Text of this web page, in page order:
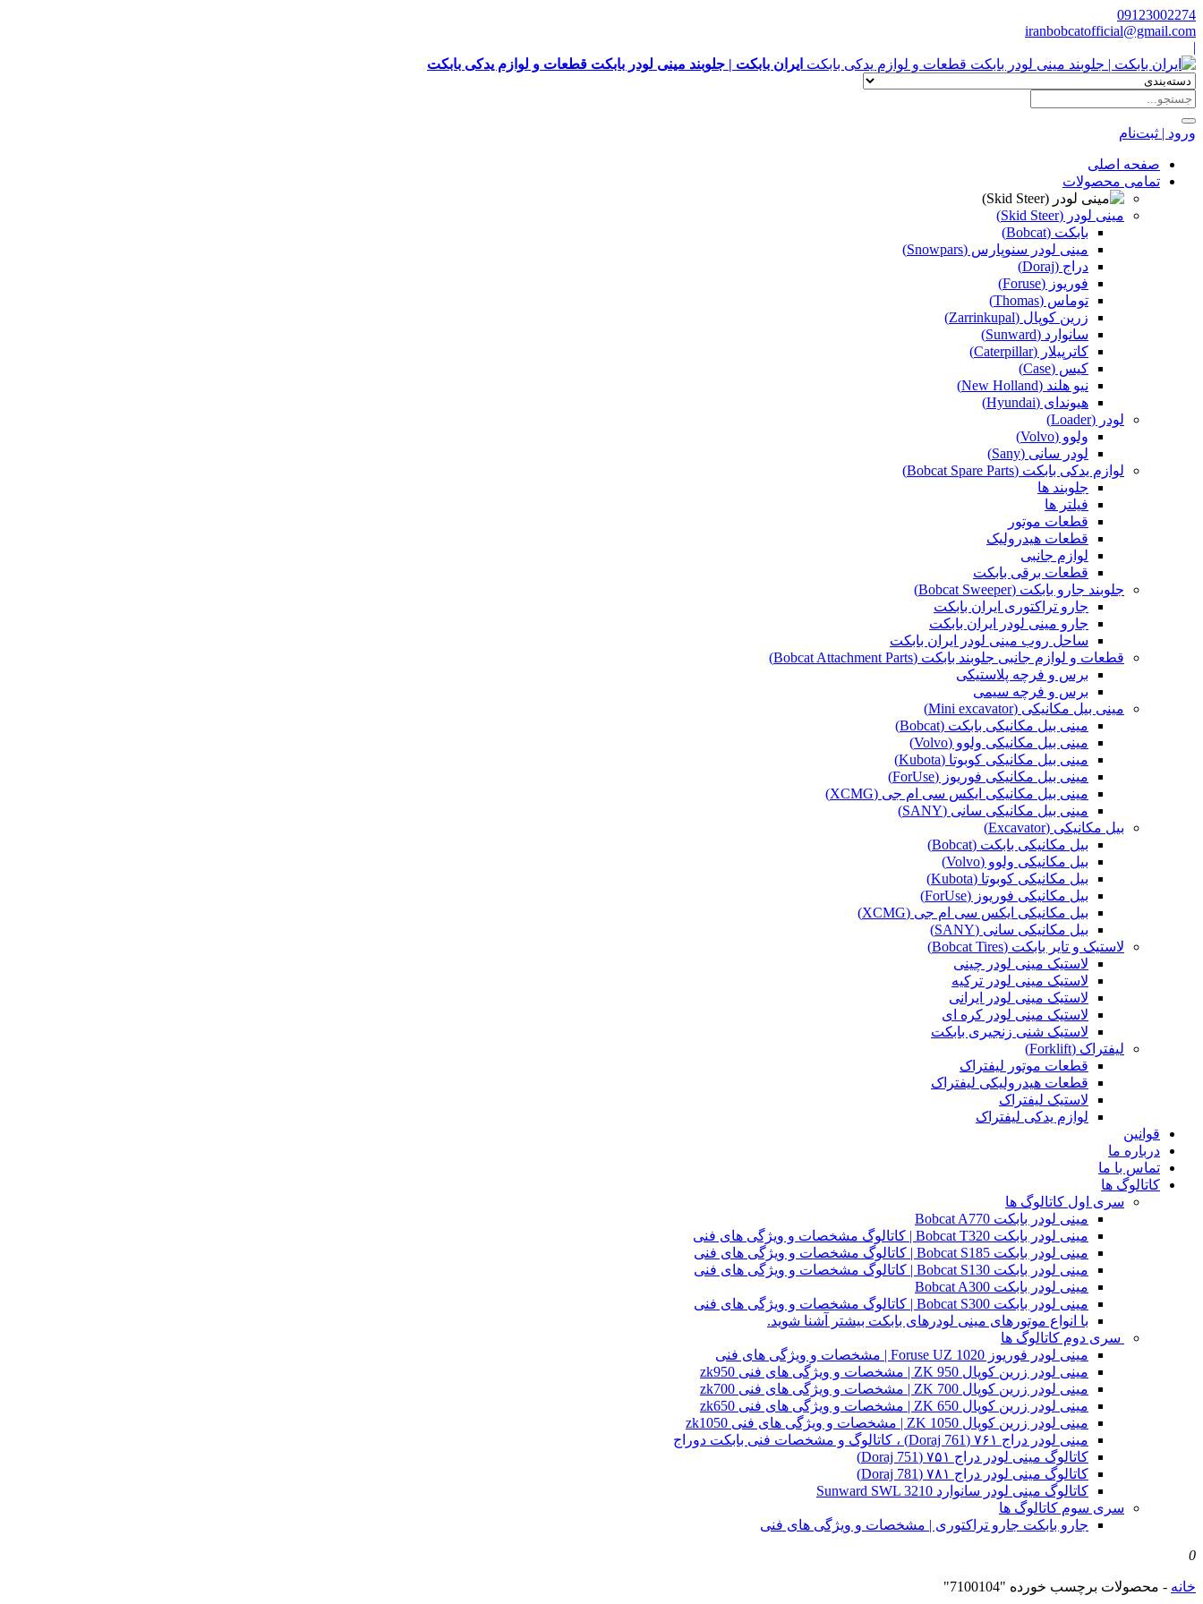
09123002274
iranbobcatofficial@gmail.com
|
ایران بابکت | جلوبند مینی لودر بابکت قطعات و لوازم یدکی بابکت
ورود | ثبت‌نام
صفحه اصلی
تمامی محصولات
مینی لودر (Skid Steer)
بابکت (Bobcat)
مینی لودر سنوپارس (Snowpars)
دراج (Doraj)
فوریوز (Foruse)
توماس (Thomas)
زرین کوپال (Zarrinkupal)
سانوارد (Sunward)
کاترپیلار (Caterpillar)
کیس (Case)
نیو هلند (New Holland)
هیوندای (Hyundai)
لودر (Loader)
ولوو (Volvo)
لودر سانی (Sany)
لوازم یدکی بابکت (Bobcat Spare Parts)
جلوبند ها
فیلتر ها
قطعات موتور
قطعات هیدرولیک
لوازم جانبی
قطعات برقی بابکت
جلوبند جارو بابکت (Bobcat Sweeper)
جارو تراکتوری ایران بابکت
جارو مینی لودر ایران بابکت
ساحل روب مینی لودر ایران بابکت
قطعات و لوازم جانبی جلوبند بابکت (Bobcat Attachment Parts)
برس و فرچه پلاستیکی
برس و فرچه سیمی
مینی بیل مکانیکی (Mini excavator)
مینی بیل مکانیکی بابکت (Bobcat)
مینی بیل مکانیکی ولوو (Volvo)
مینی بیل مکانیکی کوبوتا (Kubota)
مینی بیل مکانیکی فوریوز (ForUse)
مینی بیل مکانیکی ایکس سی ام جی (XCMG)
مینی بیل مکانیکی سانی (SANY)
بیل مکانیکی (Excavator)
بیل مکانیکی بابکت (Bobcat)
بیل مکانیکی ولوو (Volvo)
بیل مکانیکی کوبوتا (Kubota)
بیل مکانیکی فوریوز (ForUse)
بیل مکانیکی ایکس سی ام جی (XCMG)
بیل مکانیکی سانی (SANY)
لاستیک و تایر بابکت (Bobcat Tires)
لاستیک مینی لودر چینی
لاستیک مینی لودر ترکیه
لاستیک مینی لودر ایرانی
لاستیک مینی لودر کره ای
لاستیک شنی زنجیری بابکت
لیفتراک (Forklift)
قطعات موتور لیفتراک
قطعات هیدرولیکی لیفتراک
لاستیک لیفتراک
لوازم یدکی لیفتراک
قوانین
درباره ما
تماس با ما
کاتالوگ ها
سری اول کاتالوگ ها
مینی لودر بابکت Bobcat A770
مینی لودر بابکت Bobcat T320 | کاتالوگ مشخصات و ویژگی های فنی
مینی لودر بابکت Bobcat S185 | کاتالوگ مشخصات و ویژگی های فنی
مینی لودر بابکت Bobcat S130 | کاتالوگ مشخصات و ویژگی های فنی
مینی لودر بابکت Bobcat A300
مینی لودر بابکت Bobcat S300 | کاتالوگ مشخصات و ویژگی های فنی
با انواع موتورهای مینی لودرهای بابکت بیشتر آشنا شوید.
سری دوم کاتالوگ ها
مینی لودر فوریوز Foruse UZ 1020 | مشخصات و ویژگی های فنی
مینی لودر زرین کوپال ZK 950 | مشخصات و ویژگی های فنی zk950
مینی لودر زرین کوپال ZK 700 | مشخصات و ویژگی های فنی zk700
مینی لودر زرین کوپال ZK 650 | مشخصات و ویژگی های فنی zk650
مینی لودر زرین کوپال ZK 1050 | مشخصات و ویژگی های فنی zk1050
مینی لودر دراج ۷۶۱ (Doraj 761) ، کاتالوگ و مشخصات فنی بابکت دوراج
کاتالوگ مینی لودر دراج ۷۵۱ (Doraj 751)
کاتالوگ مینی لودر دراج ۷۸۱ (Doraj 781)
کاتالوگ مینی لودر سانوارد Sunward SWL 3210
سری سوم کاتالوگ ها
جارو بابکت جارو تراکتوری | مشخصات و ویژگی های فنی
0
خانه - محصولات برچسب خورده "7100104"